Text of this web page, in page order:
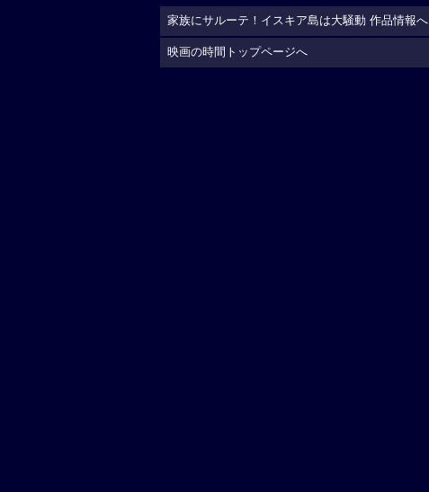
家族にサルーテ！イスキア島は大騒動 作品情報へ
映画の時間トップページへ